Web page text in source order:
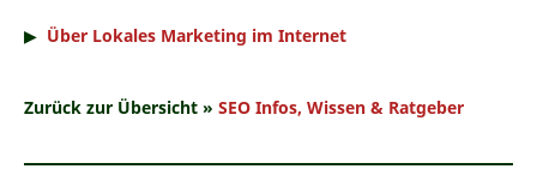
▶ Über Lokales Marketing im Internet
Zurück zur Übersicht » SEO Infos, Wissen & Ratgeber